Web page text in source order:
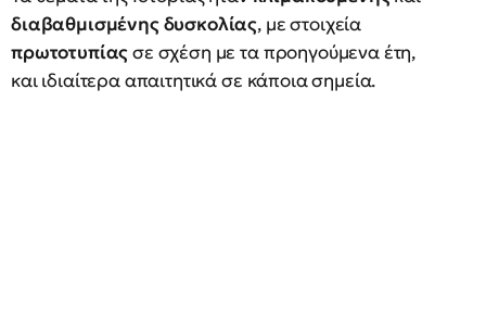
διαβαθμισμένης δυσκολίας, με στοιχεία
πρωτοτυπίαςσε σχέση με τα προηγούμενα έτη,
και ιδιαίτερα απαιτητικά σε κάποια σημεία.